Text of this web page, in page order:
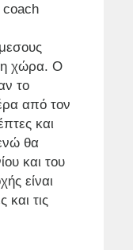
coach
χώρα. Ο
το
από τον
και
θα
και του
είναι
και τις